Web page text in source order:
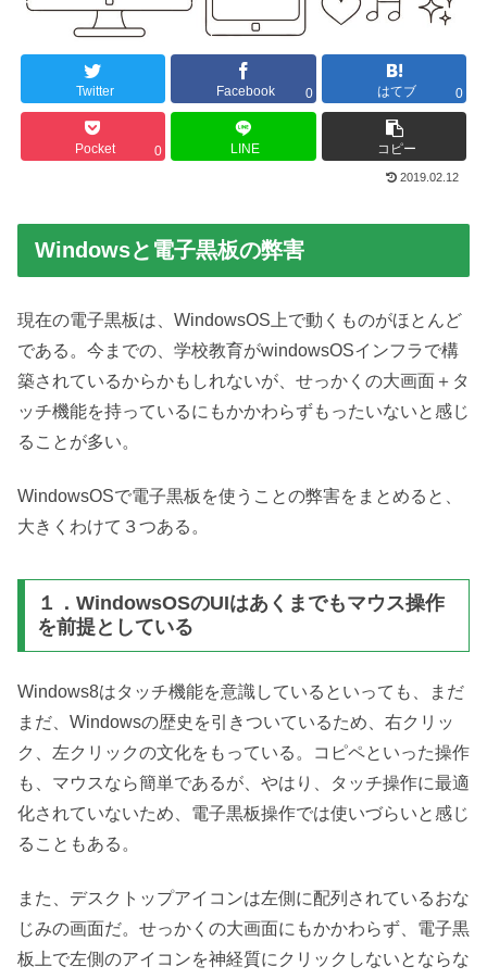
Twitter Facebook 0 はてブ 0
Pocket 0 LINE コピー
2019.02.12
Windowsと電子黒板の弊害
現在の電子黒板は、WindowsOS上で動くものがほとんど
である。今までの、学校教育がwindowsOSインフラで構
築されているからかもしれないが、せっかくの大画面＋タ
ッチ機能を持っているにもかかわらずもったいないと感じ
ることが多い。
WindowsOSで電子黒板を使うことの弊害をまとめると、
大きくわけて３つある。
１．WindowsOSのUIはあくまでもマウス操作
を前提としている
Windows8はタッチ機能を意識しているといっても、まだ
まだ、Windowsの歴史を引きついているため、右クリッ
ク、左クリックの文化をもっている。コピペといった操作
も、マウスなら簡単であるが、やはり、タッチ操作に最適
化されていないため、電子黒板操作では使いづらいと感じ
ることもある。
また、デスクトップアイコンは左側に配列されているおな
じみの画面だ。せっかくの大画面にもかかわらず、電子黒
板上で左側のアイコンを神経質にクリックしないとならな